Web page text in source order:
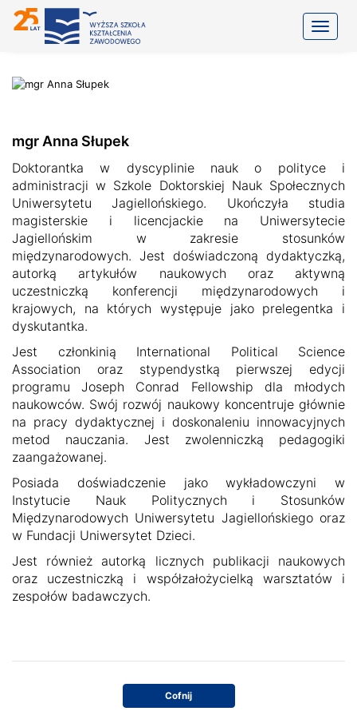
mgr Anna Słupek
Doktorantka w dyscyplinie nauk o polityce i
administracji w Szkole Doktorskiej Nauk Społecznych
Uniwersytetu Jagiellońskiego. Ukończyła studia
magisterskie i licencjackie na Uniwersytecie
Jagiellońskim w zakresie stosunków
międzynarodowych. Jest doświadczoną dydaktyczką,
autorką artykułów naukowych oraz aktywną
uczestniczką konferencji międzynarodowych i
krajowych, na których występuje jako prelegentka i
dyskutantka.
Jest członkinią International Political Science
Association oraz stypendystką pierwszej edycji
programu Joseph Conrad Fellowship dla młodych
naukowców. Swój rozwój naukowy koncentruje głównie
na pracy dydaktycznej i doskonaleniu innowacyjnych
metod nauczania. Jest zwolenniczką pedagogiki
zaangażowanej.
Posiada doświadczenie jako wykładowczyni w
Instytucie Nauk Politycznych i Stosunków
Międzynarodowych Uniwersytetu Jagiellońskiego oraz
w Fundacji Uniwersytet Dzieci.
Jest również autorką licznych publikacji naukowych
oraz uczestniczką i współzałożycielką warsztatów i
zespołów badawczych.